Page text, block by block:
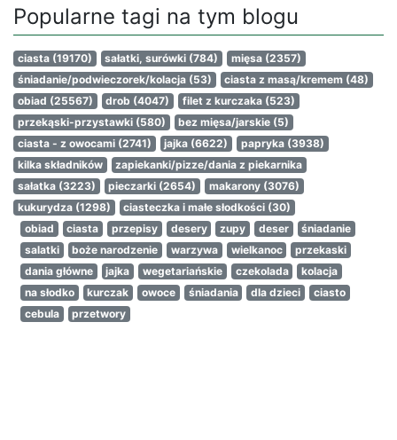
Popularne tagi na tym blogu
ciasta (19170) sałatki, surówki (784) mięsa (2357)
śniadanie/podwieczorek/kolacja (53) ciasta z masą/kremem (48)
obiad (25567) drob (4047) filet z kurczaka (523)
przekąski-przystawki (580) bez mięsa/jarskie (5)
ciasta - z owocami (2741) jajka (6622) papryka (3938)
kilka składników
zapiekanki/pizze/dania z piekarnika
sałatka (3223) pieczarki (2654) makarony (3076)
kukurydza (1298) ciasteczka i małe słodkości (30)
obiad
ciasta przepisy desery zupy deser
śniadanie
salatki
boże narodzenie warzywa wielkanoc
przekaski
dania główne
jajka wegetariańskie czekolada
kolacja
na słodko
kurczak owoce śniadania dla dzieci
ciasto
cebula
przetwory